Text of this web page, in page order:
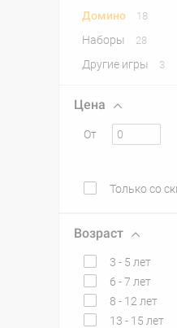
Домино 18
Наборы 28
Другие игры 3
Цена
От
Только со
Возраст
3 - 5 лет
6 - 7 лет
8 - 12 лет
13 - 15 лет